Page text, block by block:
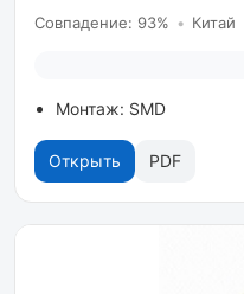
Совпадение: 93% • Китай
Монтаж: SMD
Открыть PDF